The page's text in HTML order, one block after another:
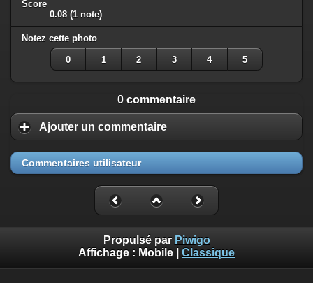
Score
0.08 (1 note)
Notez cette photo
0 1 2 3 4 5
0 commentaire
Ajouter un commentaire
Commentaires utilisateur
Propulsé par Piwigo
Affichage : Mobile Classique